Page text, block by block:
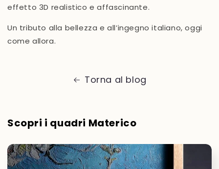
effetto 3D realistico e affascinante.
Un tributo alla bellezza e all’ingegno italiano, oggi
come allora.
Torna al blog
Scopri i quadri Materico